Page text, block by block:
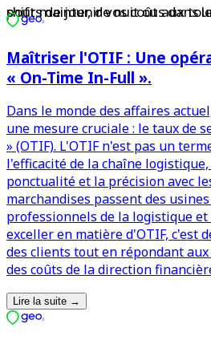
pour maintenir vos coûts dans
shifts de jour, de nuit ou aux
Maîtriser l'OTIF : Une
« On-Time In-Full ».
Dans le monde des affaires
une mesure cruciale : le taux de
» (OTIF). L'OTIF n'est pas un
l'efficacité de la chaîne
ponctualité et la précision avec
marchandises passent des
professionnels de la logistique
exceller en matière d'OTIF, c'est
des clients tout en répondant
des coûts de la direction
Lire la suite →